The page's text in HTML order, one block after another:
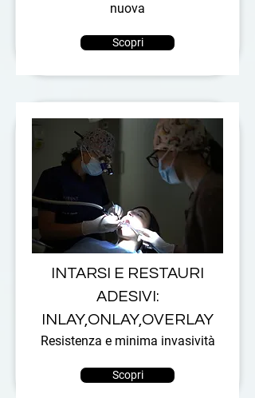
nuova
Scopri
INTARSI E RESTAURI
ADESIVI:
INLAY,ONLAY,OVERLAY
Resistenza e minima invasività
Scopri